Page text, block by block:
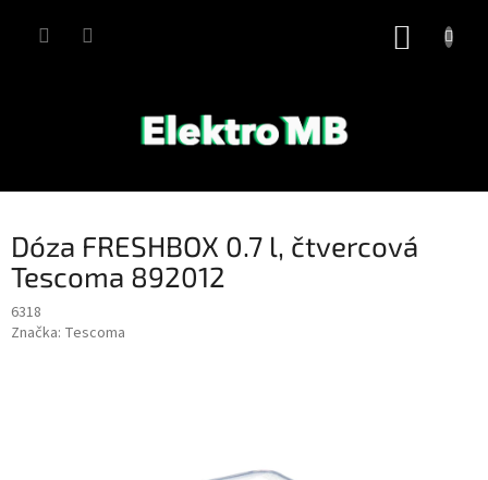
Dóza FRESHBOX 0.7 l, čtvercová
Tescoma 892012
6318
Značka: Tescoma